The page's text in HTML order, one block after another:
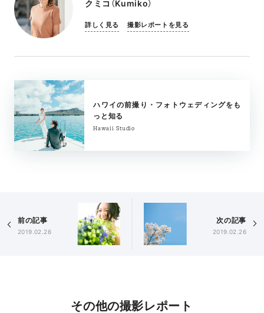
クミコ（Kumiko）
詳しく見る 撮影レポートを見る
ハワイの前撮り・フォトウェディングをも
っと知る
Hawaii Studio
前の記事
2019.02.26
次の記事
2019.02.26
その他の撮影レポート